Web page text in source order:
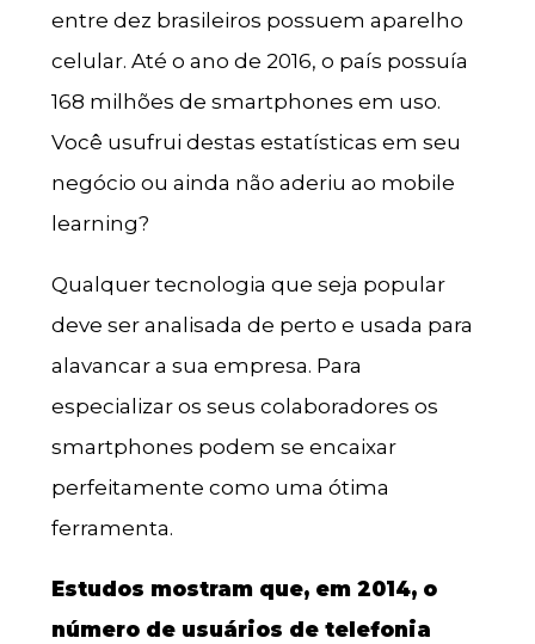
entre dez brasileiros possuem aparelho
celular. Até o ano de 2016, o país possuía
168 milhões de smartphones em uso.
Você usufrui destas estatísticas em seu
negócio ou ainda não aderiu ao mobile
learning?
Qualquer tecnologia que seja popular
deve ser analisada de perto e usada para
alavancar a sua empresa. Para
especializar os seus colaboradores os
smartphones podem se encaixar
perfeitamente como uma ótima
ferramenta.
Estudos mostram que, em 2014, o
número de usuários de telefonia